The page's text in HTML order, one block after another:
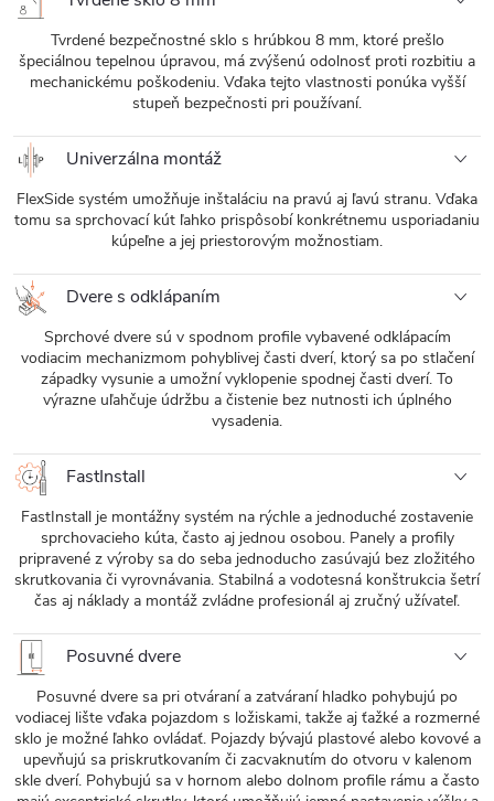
Tvrdené bezpečnostné sklo s hrúbkou 8 mm, ktoré prešlo
špeciálnou tepelnou úpravou, má zvýšenú odolnosť proti rozbitiu a
mechanickému poškodeniu. Vďaka tejto vlastnosti ponúka vyšší
stupeň bezpečnosti pri používaní.
Univerzálna montáž
FlexSide systém umožňuje inštaláciu na pravú aj ľavú stranu. Vďaka
tomu sa sprchovací kút ľahko prispôsobí konkrétnemu usporiadaniu
kúpeľne a jej priestorovým možnostiam.
Dvere s odklápaním
Sprchové dvere sú v spodnom profile vybavené odklápacím
vodiacim mechanizmom pohyblivej časti dverí, ktorý sa po stlačení
západky vysunie a umožní vyklopenie spodnej časti dverí. To
výrazne uľahčuje údržbu a čistenie bez nutnosti ich úplného
vysadenia.
FastInstall
FastInstall je montážny systém na rýchle a jednoduché zostavenie
sprchovacieho kúta, často aj jednou osobou. Panely a profily
pripravené z výroby sa do seba jednoducho zasúvajú bez zložitého
skrutkovania či vyrovnávania. Stabilná a vodotesná konštrukcia šetrí
čas aj náklady a montáž zvládne profesionál aj zručný užívateľ.
Posuvné dvere
Posuvné dvere sa pri otváraní a zatváraní hladko pohybujú po
vodiacej lište vďaka pojazdom s ložiskami, takže aj ťažké a rozmerné
sklo je možné ľahko ovládať. Pojazdy bývajú plastové alebo kovové a
upevňujú sa priskrutkovaním či zacvaknutím do otvoru v kalenom
skle dverí. Pohybujú sa v hornom alebo dolnom profile rámu a často